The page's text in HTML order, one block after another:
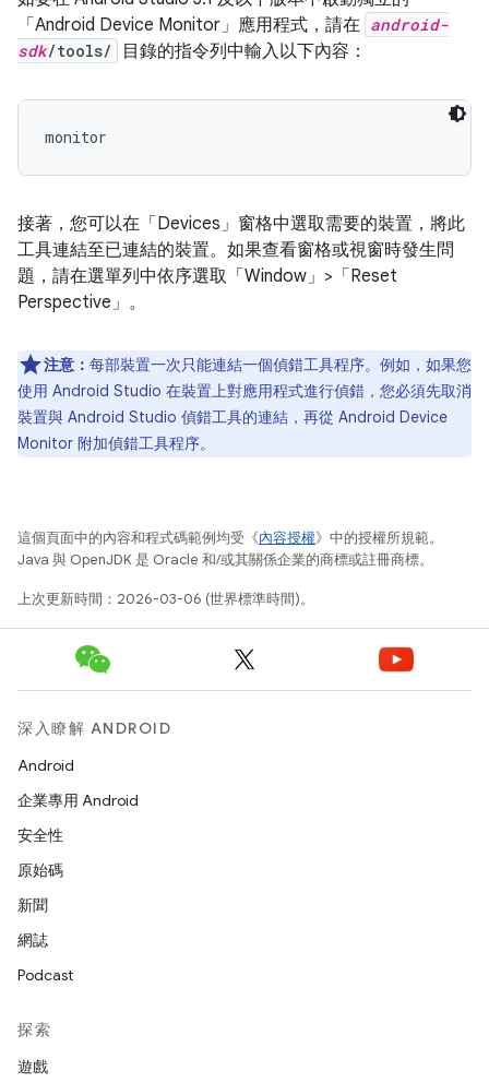
「Android Device Monitor」應用程式，請在 android-
sdk/tools/ 目錄的指令列中輸入以下內容：
monitor
接著，您可以在「Devices」 窗格中選取需要的裝置，將此
工具連結至已連結的裝置。如果查看窗格或視窗時發生問
題，請在選單列中依序選取「Window」>「Reset
Perspective」 。
注意： 每部裝置一次只能連結一個偵錯工具程序。例如，如果您
使用 Android Studio 在裝置上對應用程式進行偵錯，您必須先取消
裝置與 Android Studio 偵錯工具的連結，再從 Android Device
Monitor 附加偵錯工具程序。
這個頁面中的內容和程式碼範例均受《內容授權》中的授權所規範。
Java 與 OpenJDK 是 Oracle 和/或其關係企業的商標或註冊商標。
上次更新時間：2026-03-06 (世界標準時間)。
深入瞭解 ANDROID
Android
企業專用 Android
安全性
原始碼
新聞
網誌
Podcast
探索
遊戲